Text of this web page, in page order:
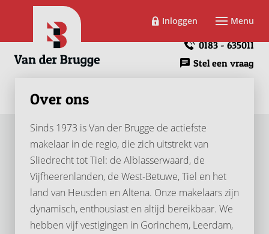
Inloggen Menu
0183 - 635011
Stel een vraag
Over ons
Sinds 1973 is Van der Brugge de actiefste
makelaar in de regio, die zich uitstrekt van
Sliedrecht tot Tiel: de Alblasserwaard, de
Vijfheerenlanden, de West-Betuwe, Tiel en het
land van Heusden en Altena. Onze makelaars zijn
dynamisch, enthousiast en altijd bereikbaar. We
hebben vijf vestigingen in Gorinchem, Leerdam,